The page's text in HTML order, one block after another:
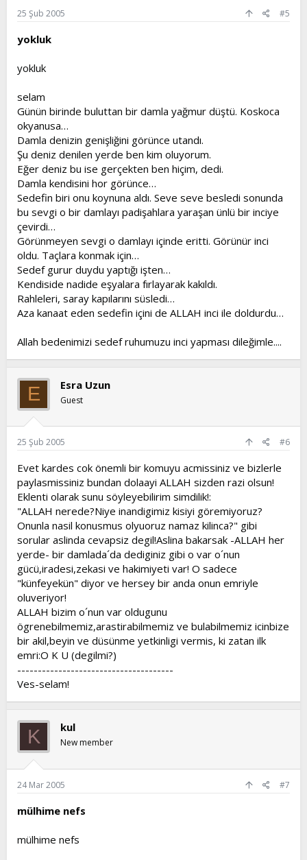
25 Şub 2005 #5
yokluk
yokluk
selam
Günün birinde buluttan bir damla yağmur düştü. Koskoca
okyanusa…
Damla denizin genişliğini görünce utandı.
Şu deniz denilen yerde ben kim oluyorum.
Eğer deniz bu ise gerçekten ben hiçim, dedi.
Damla kendisini hor görünce…
Sedefin biri onu koynuna aldı. Seve seve besledi sonunda
bu sevgi o bir damlayı padişahlara yaraşan ünlü bir inciye
çevirdi…
Görünmeyen sevgi o damlayı içinde eritti. Görünür inci
oldu. Taçlara konmak için…
Sedef gurur duydu yaptığı işten…
Kendiside nadide eşyalara fırlayarak kakıldı.
Rahleleri, saray kapılarını süsledi…
Aza kanaat eden sedefin içini de ALLAH inci ile doldurdu…
Allah bedenimizi sedef ruhumuzu inci yapması dileğimle....
E Esra Uzun
Guest
25 Şub 2005 #6
Evet kardes cok önemli bir komuyu acmissiniz ve bizlerle
paylasmissiniz bundan dolaayi ALLAH sizden razi olsun!
Eklenti olarak sunu söyleyebilirim simdilik!:
"ALLAH nerede?Niye inandigimiz kisiyi göremiyoruz?
Onunla nasil konusmus olyuoruz namaz kilinca?" gibi
sorular aslinda cevapsiz degil!Aslina bakarsak -ALLAH her
yerde- bir damlada´da dediginiz gibi o var o´nun
gücü,iradesi,zekasi ve hakimiyeti var! O sadece
"künfeyekün" diyor ve hersey bir anda onun emriyle
oluveriyor!
ALLAH bizim o´nun var oldugunu
ögrenebilmemiz,arastirabilmemiz ve bulabilmemiz icinbize
bir akil,beyin ve düsünme yetkinligi vermis, ki zatan ilk
emri:O K U (degilmi?)
--------------------------------------
Ves-selam!
K kul
New member
24 Mar 2005 #7
mülhime nefs
mülhime nefs